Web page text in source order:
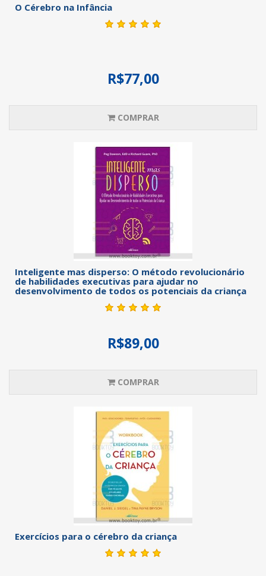
O Cérebro na Infância
R$77,00
COMPRAR
Inteligente mas disperso: O método revolucionário
de habilidades executivas para ajudar no
desenvolvimento de todos os potenciais da criança
R$89,00
COMPRAR
Exercícios para o cérebro da criança